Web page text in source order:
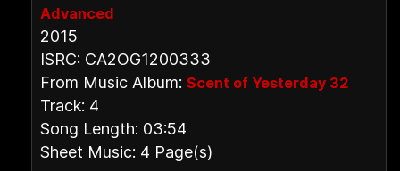
Advanced
2015
ISRC: CA2OG1200333
From Music Album: Scent of Yesterday 32
Track: 4
Song Length: 03:54
Sheet Music: 4 Page(s)